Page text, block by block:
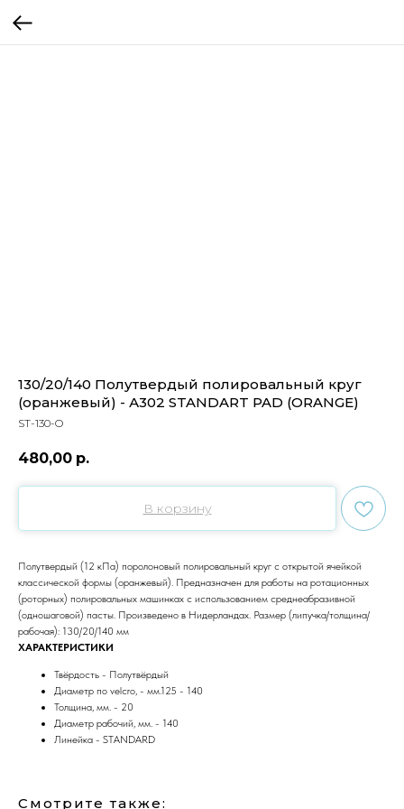
130/20/140 Полутвердый полировальный круг
(оранжевый) - А302 STANDART PAD (ORANGE)
ST-130-O
480,00 р.
В корзину
Полутвердый (12 кПа) поролоновый полировальный круг с открытой ячейкой
классической формы (оранжевый). Предназначен для работы на ротационных
(роторных) полировальных машинках с использованием среднеабразивной
(одношаговой) пасты. Произведено в Нидерландах. Размер (липучка/толщина/
рабочая): 130/20/140 мм
ХАРАКТЕРИСТИКИ
Твёрдость - Полутвёрдый
Диаметр по velcro, - мм.125 - 140
Толщина, мм. - 20
Диаметр рабочий, мм. - 140
Линейка - STANDARD
Смотрите также: